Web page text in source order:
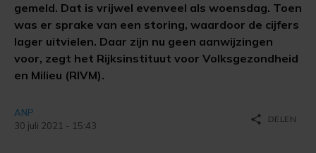
gemeld. Dat is vrijwel evenveel als woensdag. Toen
was er sprake van een storing, waardoor de cijfers
lager uitvielen. Daar zijn nu geen aanwijzingen
voor, zegt het Rijksinstituut voor Volksgezondheid
en Milieu (RIVM).
ANP
30 juli 2021 - 15:43
share DELEN